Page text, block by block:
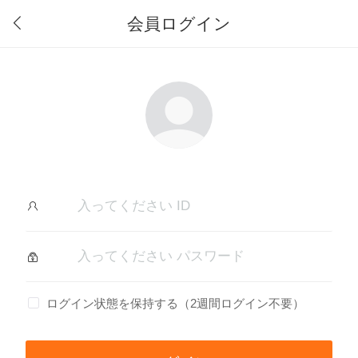
会員ログイン
ログイン状態を保持する（2週間ログイン不要）